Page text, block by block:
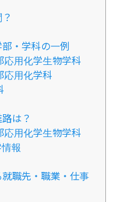
・学科の一例
用化学生物学科
応用化学科
は？
用化学生物学科
報
職先・職業・仕事